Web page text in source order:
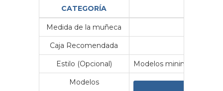
CATEGORÍA
Medida de la muñeca
Caja Recomendada
Estilo (Opcional) Modelos minimalistas y
Modelos